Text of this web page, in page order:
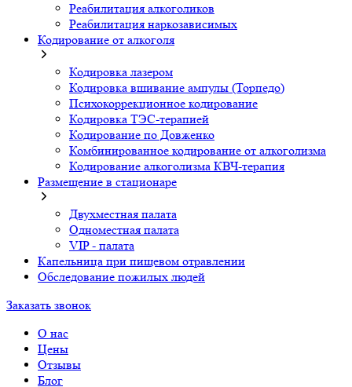
Реабилитация алкоголиков
Реабилитация наркозависимых
Кодирование от алкоголя
Кодировка лазером
Кодировка вшивание ампулы (Торпедо)
Психокоррекционное кодирование
Кодировка ТЭС-терапией
Кодирование по Довженко
Комбинированное кодирование от алкоголизма
Кодирование алкоголизма КВЧ-терапия
Размещение в стационаре
Двухместная палата
Одноместная палата
VIP - палата
Капельница при пищевом отравлении
Обследование пожилых людей
Заказать звонок
О нас
Цены
Отзывы
Блог